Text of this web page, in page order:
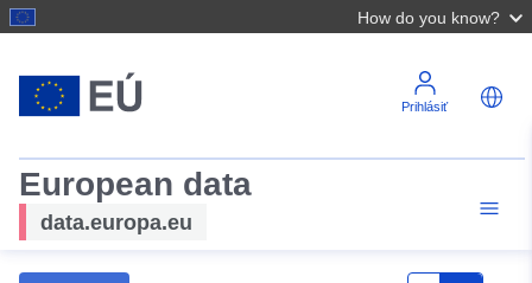
How do you know?
Prihlásiť
European data
data.europa.eu